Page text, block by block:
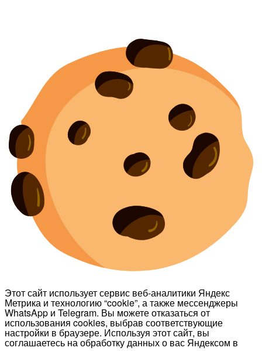
Этот сайт использует сервис веб-аналитики Яндекс
Метрика и технологию “cookie”, а также мессенджеры
WhatsApp и Telegram. Вы можете отказаться от
использования cookies, выбрав соответствующие
настройки в браузере. Используя этот сайт, вы
соглашаетесь на обработку данных о вас Яндексом в